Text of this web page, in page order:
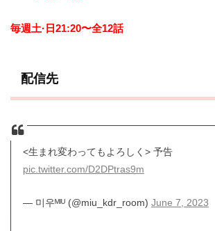
毎週土·日21:20〜全12話
配信先
<生まれ変わってもよろしく> 予告
pic.twitter.com/D2DPtras9m
— 미우ᴹᴵᵁ (@miu_kdr_room) June 7, 2023